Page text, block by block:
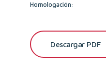
Homologación:
Descargar PDF